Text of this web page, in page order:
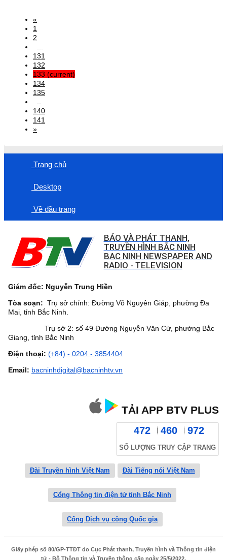
«
1
2
131
132
133 (current)
134
135
140
141
»
Trang chủ
Desktop
Về đầu trang
BÁO VÀ PHÁT THANH,
TRUYỀN HÌNH BẮC NINH
BAC NINH NEWSPAPER AND
RADIO - TELEVISION
Giám đốc: Nguyễn Trung Hiền
Tòa soạn: Trụ sở chính: Đường Võ Nguyên Giáp, phường Đa
Mai, tỉnh Bắc Ninh.
Trụ sở 2: số 49 Đường Nguyễn Văn Cừ, phường Bắc
Giang, tỉnh Bắc Ninh
Điện thoại: (+84) - 0204 - 3854404
Email: bacninhdigital@bacninhtv.vn
TẢI APP BTV PLUS
472 460 972
SỐ LƯỢNG TRUY CẬP TRANG
Đài Truyền hình Việt Nam Đài Tiếng nói Việt Nam
Cổng Thông tin điện tử tỉnh Bắc Ninh
Cổng Dịch vụ công Quốc gia
Giấy phép số 80/GP-TTĐT do Cục Phát thanh, Truyền hình và Thông tin điện
tử - Bộ Thông tin và Truyền thông cấp ngày 25/5/2022.